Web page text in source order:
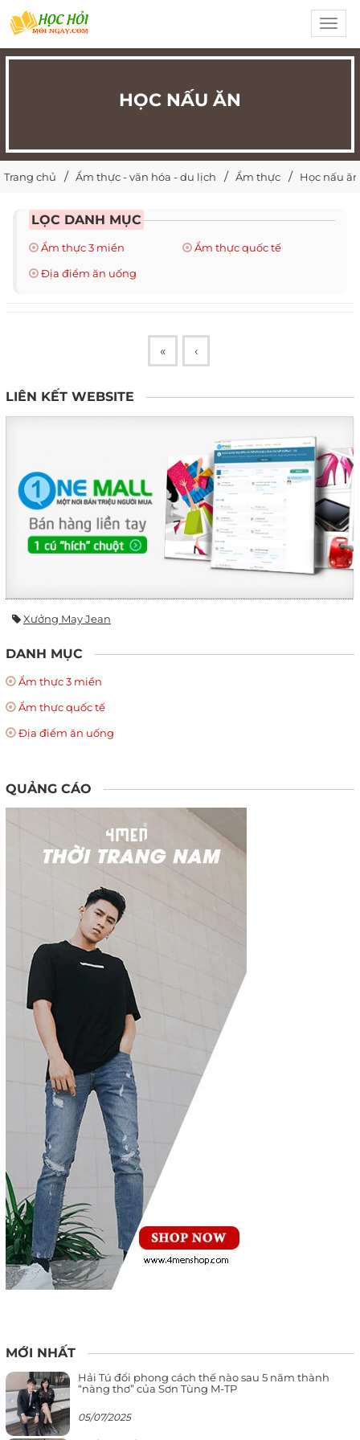
HỌC NẤU ĂN
Trang chủ Ẩm thực - văn hóa - du lịch Ẩm thực Học nấu ăn
LỌC DANH MỤC
Ẩm thực 3 miền
Ẩm thực quốc tế
Địa điểm ăn uống
« ‹
LIÊN KẾT WEBSITE
Xưởng May Jean
DANH MỤC
Ẩm thực 3 miền
Ẩm thực quốc tế
Địa điểm ăn uống
QUẢNG CÁO
MỚI NHẤT
Hải Tú đổi phong cách thế nào sau 5 năm thành
“nàng thơ” của Sơn Tùng M-TP
05/07/2025